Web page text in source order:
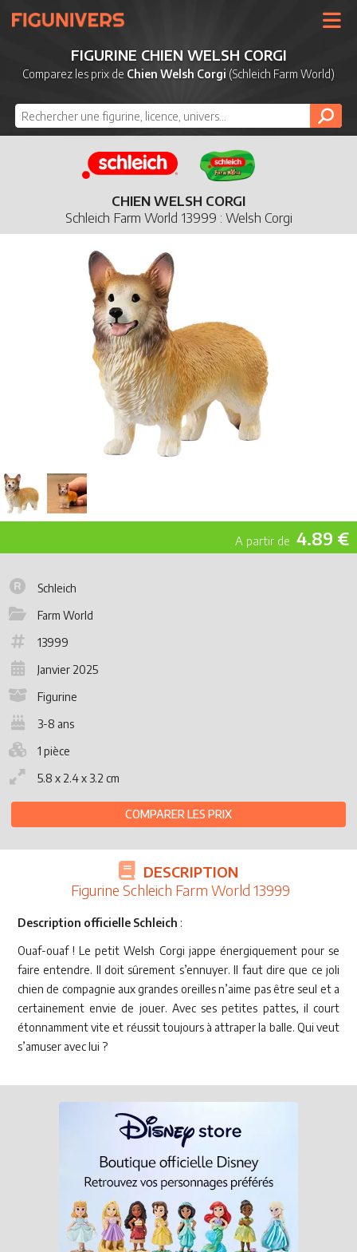
UNIVERS
LICENCES
NOUVEAUTÉS
DERNIERS AJOUTS
FIGURINE CHIEN WELSH CORGI
Comparez les prix de Chien Welsh Corgi (Schleich Farm World)
CHIEN WELSH CORGI
Schleich Farm World 13999 : Welsh Corgi
4.89 €
Schleich
Farm World
13999
Janvier 2025
Figurine
3-8 ans
1 pièce
5.8 x 2.4 x 3.2 cm
COMPARER LES PRIX
DESCRIPTION
Figurine Schleich Farm World 13999
Description officielle Schleich :
Ouaf-ouaf ! Le petit Welsh Corgi jappe énergiquement pour se
faire entendre. Il doit sûrement s’ennuyer. Il faut dire que ce joli
chien de compagnie aux grandes oreilles n’aime pas être seul et a
certainement envie de jouer. Avec ses petites pattes, il court
étonnamment vite et réussit toujours à attraper la balle. Qui veut
s’amuser avec lui ?